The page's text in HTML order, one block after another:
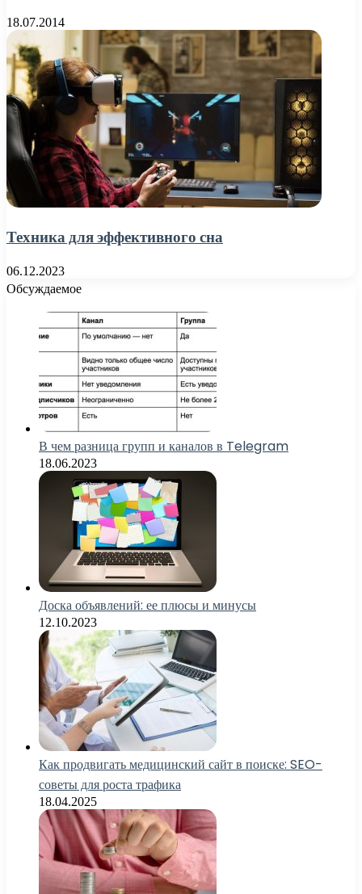
18.07.2014
Техника для эффективного сна
06.12.2023
Обсуждаемое
В чем разница групп и каналов в Telegram
18.06.2023
Доска объявлений: ее плюсы и минусы
12.10.2023
Как продвигать медицинский сайт в поиске: SEO-
советы для роста трафика
18.04.2025